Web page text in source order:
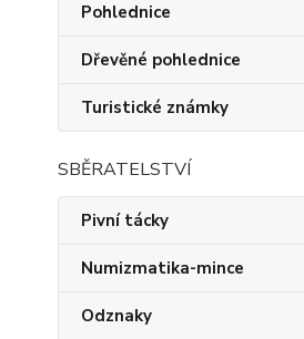
Pohlednice
Dřevěné pohlednice
Turistické známky
SBĚRATELSTVÍ
Pivní tácky
Numizmatika-mince
Odznaky